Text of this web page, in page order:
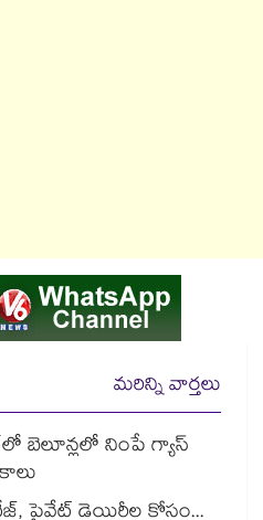
మరిన్ని వార్తలు
నింపే గ్యాస్